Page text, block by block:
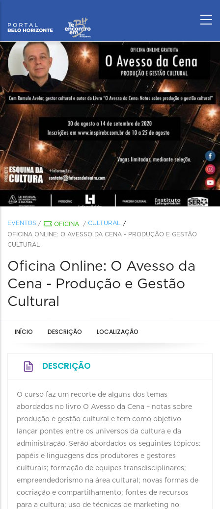
EVENTOS / OFICINA / CULTURAL
OFICINA ONLINE: O AVESSO DA CENA - PRODUÇÃO E GESTÃO
CULTURAL
Oficina Online: O Avesso da
Cena - Produção e Gestão
Cultural
INÍCIO DESCRIÇÃO LOCALIZAÇÃO
DESCRIÇÃO
O curso faz um recorte de alguns dos temas
abordados no livro O Avesso da Cena – notas sobre
produção e gestão cultural e tem como objetivo
lançar pontes entre os universos da cultura e da
administração. Serão abordados os seguintes tópicos:
papéis e linguagens dos produtores e gestores
culturais; formação de equipes transdisciplinares;
empreendedorismo na área cultural; novas formas de
cocriação e compartilhamento; fontes de recursos
para a cultura; uso de técnicas de marketing no